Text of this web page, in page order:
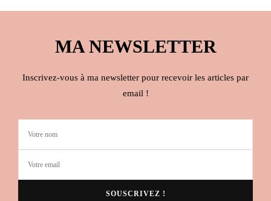
MA NEWSLETTER
Inscrivez-vous à ma newsletter pour recevoir les articles par
email !